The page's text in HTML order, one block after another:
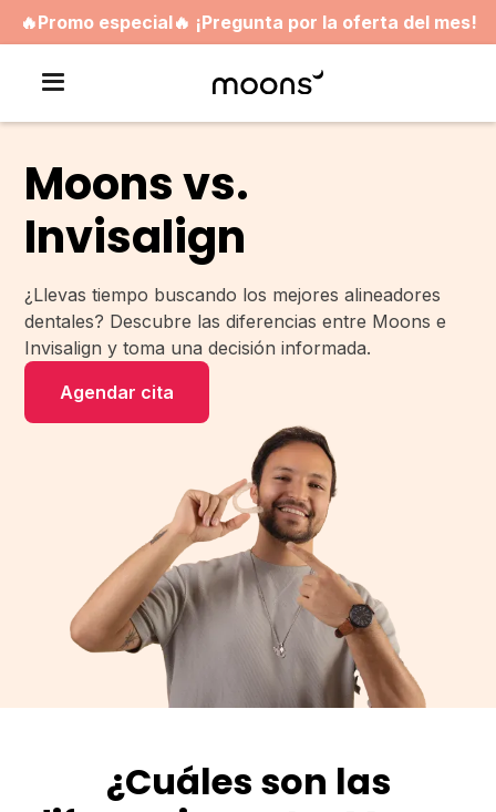
🔥Promo especial🔥 ¡Pregunta por la oferta del mes!
Moons vs.
Invisalign
¿Llevas tiempo buscando los mejores alineadores
dentales? Descubre las diferencias entre Moons e
Invisalign y toma una decisión informada.
Agendar cita
¿Cuáles son las